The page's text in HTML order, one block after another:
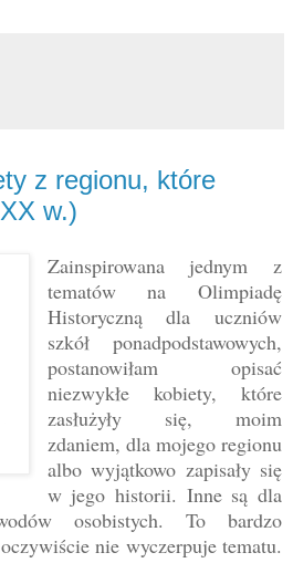
z regionu, które
w.)
Zainspirowana jednym z
tematów na Olimpiadę
Historyczną dla uczniów
szkół ponadpodstawowych,
postanowiłam opisać
niezwykłe kobiety, które
zasłużyły się, moim
zdaniem, dla mojego regionu
albo wyjątkowo zapisały się
w jego historii. Inne są dla
osobistych. To bardzo
nie wyczerpuje tematu.